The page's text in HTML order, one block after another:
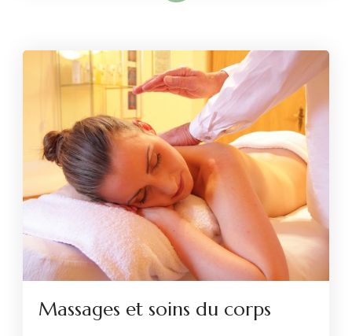
Massages et soins du corps